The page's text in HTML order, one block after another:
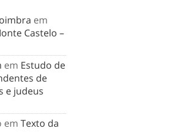
em
Castelo –
em Estudo de
de
e judeus
em Texto da